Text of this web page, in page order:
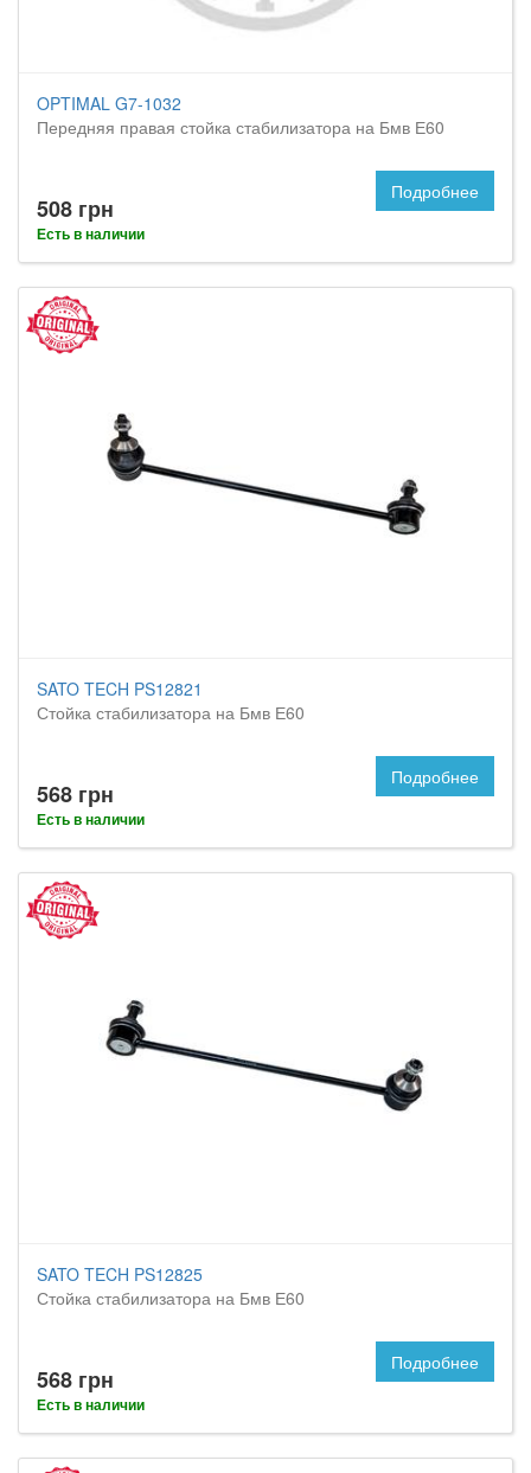
OPTIMAL G7-1032
Передняя правая стойка стабилизатора на Бмв Е60
508 грн
Есть в наличии
Подробнее
SATO TECH PS12821
Стойка стабилизатора на Бмв Е60
568 грн
Есть в наличии
Подробнее
SATO TECH PS12825
Стойка стабилизатора на Бмв Е60
568 грн
Есть в наличии
Подробнее